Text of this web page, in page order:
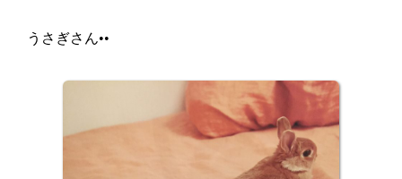
うさぎさん••